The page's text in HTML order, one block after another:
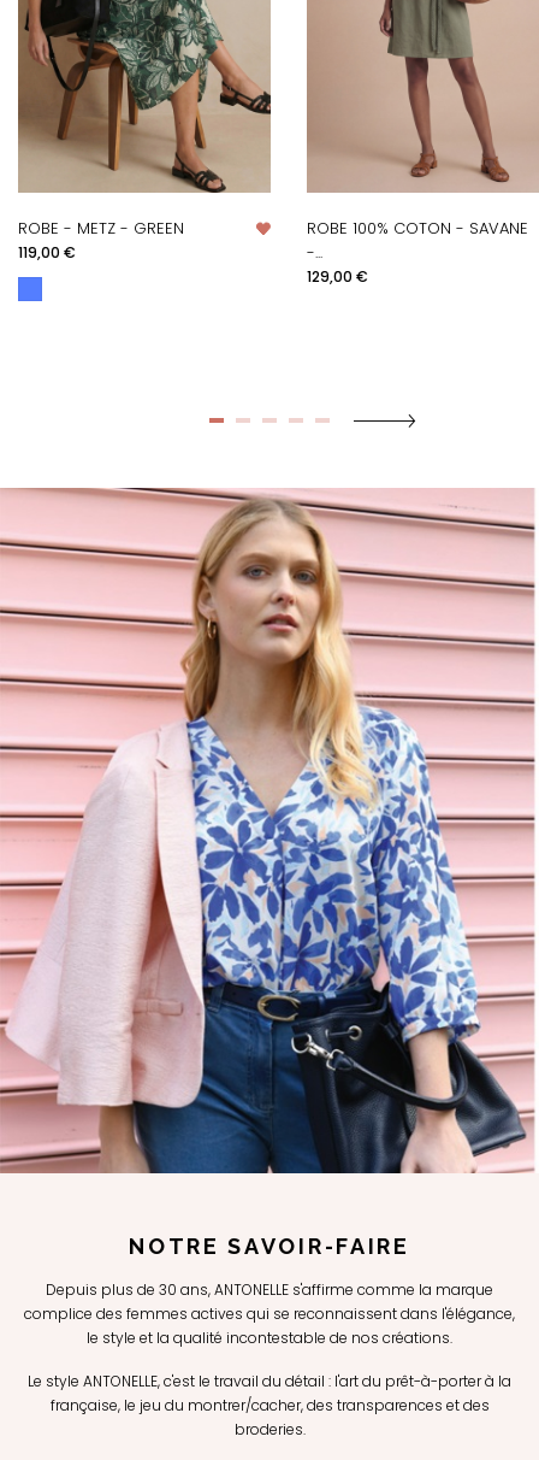
ROBE - METZ - GREEN
Prix
119,00 €
ROBE 100% COTON - SAVANE
-...
Prix
129,00 €
NOTRE SAVOIR-FAIRE
Depuis plus de 30 ans, ANTONELLE s'affirme comme la marque
complice des femmes actives qui se reconnaissent dans l'élégance,
le style et la qualité incontestable de nos créations.
Le style ANTONELLE, c'est le travail du détail : l'art du prêt-à-porter à la
française, le jeu du montrer/cacher, des transparences et des
broderies.